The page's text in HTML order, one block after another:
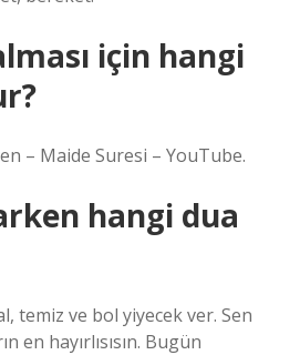
için hangi
– Maide Suresi – YouTube.
hangi dua
temiz ve bol yiyecek ver. Sen
en hayırlısısın. Bugün